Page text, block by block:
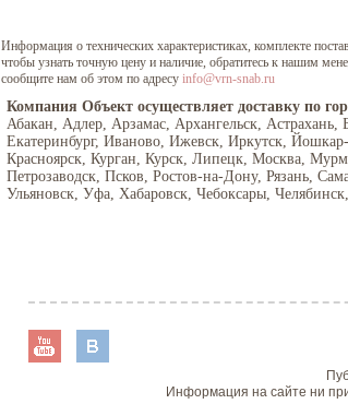
Информация о технических характеристиках, комплекте
чтобы узнать точную цену и наличие, обратитесь к нашим
сообщите нам об этом по адресу info@vrn-snab.ru
Компания Объект осуществляет доставку по
Абакан, Адлер, Арзамас, Архангельск, Астрахань,
Екатеринбург, Иваново, Ижевск, Иркутск,
Красноярск, Курган, Курск, Липецк, Москва,
Петрозаводск, Псков, Ростов-на-Дону, Рязань,
Ульяновск, Уфа, Хабаровск, Чебоксары,
Информация на сайте ни